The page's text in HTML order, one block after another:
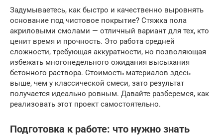
Задумываетесь, как быстро и качественно выровнять
основание под чистовое покрытие? Стяжка пола
акриловыми смолами — отличный вариант для тех, кто
ценит время и прочность. Это работа средней
сложности, требующая аккуратности, но позволяющая
избежать многонедельного ожидания высыхания
бетонного раствора. Стоимость материалов здесь
выше, чем у классической смеси, зато результат
получается идеально ровным. Давайте разберемся, как
реализовать этот проект самостоятельно.
Подготовка к работе: что нужно знать